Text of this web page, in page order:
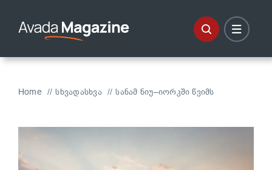
Home სხვადასხვა სანამ ნიუ–იორკში წვიმს